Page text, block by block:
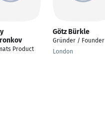
Product
Götz Bürkle
Gründer / Founder
London